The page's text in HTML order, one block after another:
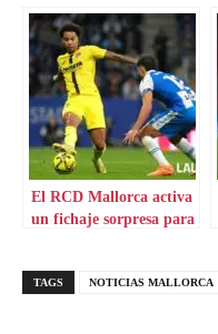
El RCD Mallorca activa
un fichaje sorpresa para
TAGS NOTICIAS MALLORCA